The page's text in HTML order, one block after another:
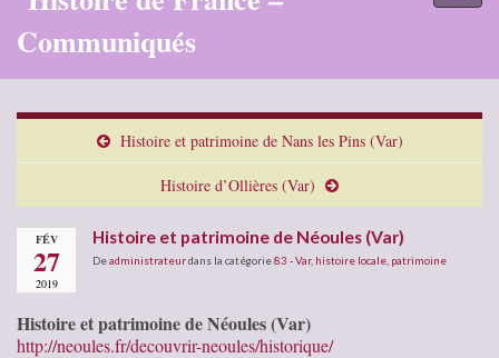
Communiqués
Histoire et patrimoine de Nans les Pins (Var)
Histoire d’Ollières (Var)
FÉV
27
2019
Histoire et patrimoine de Néoules (Var)
Deadministrateurdans la catégorie83 - Var, histoire locale patrimoine
Histoire et patrimoine de Néoules (Var)
http://neoules.fr/decouvrir-neoules/historique/